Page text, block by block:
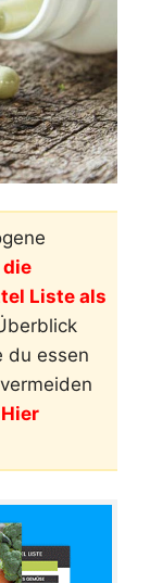
die
Liste als
du essen
Hier